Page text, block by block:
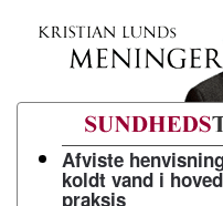
Afviste
koldt vand i
praksis